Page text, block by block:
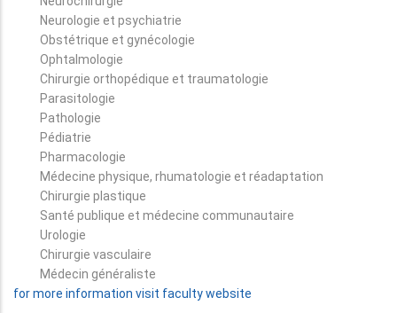
Neurologie et psychiatrie
Obstétrique et gynécologie
Ophtalmologie
Chirurgie orthopédique et traumatologie
Parasitologie
Pathologie
Pédiatrie
Pharmacologie
Médecine physique, rhumatologie et réadaptation
Chirurgie plastique
Santé publique et médecine communautaire
Urologie
Chirurgie vasculaire
Médecin généraliste
for more information visit faculty website